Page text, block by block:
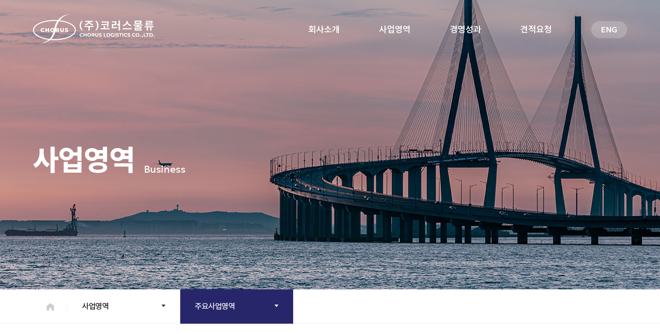
회사소개 사업영역 경영성과 견적요청 ENG
사업영역 Business
사업영역 주요사업영역